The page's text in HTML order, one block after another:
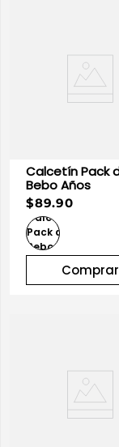
Calcetín Pack de
Bebo Años
$89.90
Comprar